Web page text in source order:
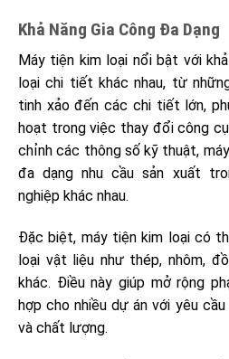
Khả Năng Gia Công Đa Dạng
Máy tiện kim loại nổi bật với
loại chi tiết khác nhau, từ
tinh xảo đến các chi tiết lớn,
hoạt trong việc thay đổi công
chỉnh các thông số kỹ thuật,
đa dạng nhu cầu sản xuất
nghiệp khác nhau.
Đặc biệt, máy tiện kim loại có
loại vật liệu như thép, nhôm,
khác. Điều này giúp mở rộng
hợp cho nhiều dự án với yêu
và chất lượng.